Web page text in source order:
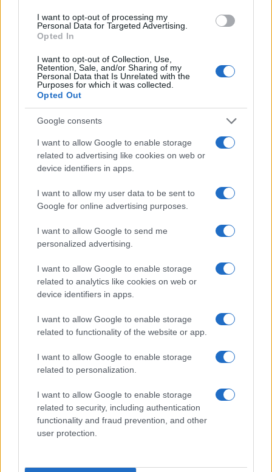
I want to opt-out of processing my
Personal Data for Targeted Advertising.
Opted In
I want to opt-out of Collection, Use,
Retention, Sale, and/or Sharing of my
Personal Data that Is Unrelated with the
Purposes for which it was collected.
Opted Out
Google consents
I want to allow Google to enable storage
related to advertising like cookies on web or
device identifiers in apps.
I want to allow my user data to be sent to
Google for online advertising purposes.
I want to allow Google to send me
personalized advertising.
I want to allow Google to enable storage
related to analytics like cookies on web or
device identifiers in apps.
I want to allow Google to enable storage
related to functionality of the website or app.
I want to allow Google to enable storage
related to personalization.
I want to allow Google to enable storage
related to security, including authentication
functionality and fraud prevention, and other
user protection.
Οι συλληφθέντες, με τη δικογραφία που σχηματίστηκε
σε βάρος τους, οδηγήθηκαν στον εισαγγελέα
Πλημμελειοδικών Αθηνών.
ΔΥΠΑ ΟΑΕΔ: Οι οριστικοί πίνακες για 2.260
θέσεις σε υπουργεία
Ακολουθείστε το iPaideia.gr στο Google News
Ειδήσεις
στοiPaideia.gr